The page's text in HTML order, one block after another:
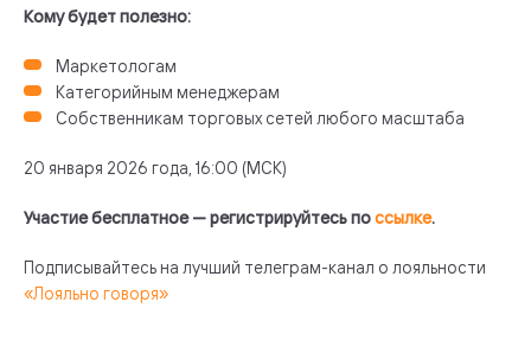
Кому будет полезно:
Маркетологам
Категорийным менеджерам
Собственникам торговых сетей любого масштаба
20 января 2026 года, 16:00 (МСК)
Участие бесплатное — регистрируйтесь поссылке.
Подписывайтесь на лучший телеграм-канал о лояльности
«Лояльно говоря»